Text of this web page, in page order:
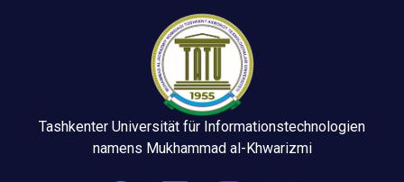
Tashkenter Universität für Informationstechnologien
namens Mukhammad al-Khwarizmi